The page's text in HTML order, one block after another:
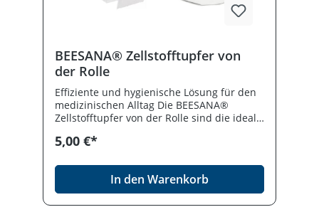
BEESANA® Zellstofftupfer von
der Rolle
Effiziente und hygienische Lösung für den
medizinischen Alltag Die BEESANA®
Zellstofftupfer von der Rolle sind die ideale
Wert auf effiziente, hygienische und
legen. Entwickelt für die vielfältigen
Anforderungen in Arztpraxen, Kliniken,
Pflegeeinrichtungen und anderen
medizinischen Versorgungsbereichen,
5,00 €*
In den Warenkorb